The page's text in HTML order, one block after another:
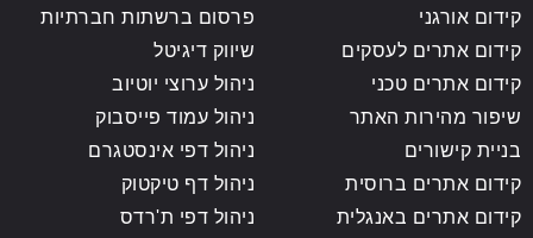
קידום אורגני
קידום אתרים לעסקים
קידום אתרים טכני
שיפור מהירות האתר
בניית קישורים
קידום אתרים ברוסית
קידום אתרים באנגלית
פרסום ברשתות חברתיות
שיווק דיגיטל
ניהול ערוצי יוטיוב
ניהול עמוד פייסבוק
ניהול דפי אינסטגרם
ניהול דף טיקטוק
ניהול דפי ת'רדס